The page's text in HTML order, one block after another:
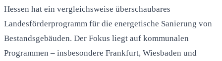
Hessen hat ein vergleichsweise überschaubares
Landesförderprogramm für die energetische Sanierung von
Bestandsgebäuden. Der Fokus liegt auf kommunalen
Programmen – insbesondere Frankfurt, Wiesbaden und